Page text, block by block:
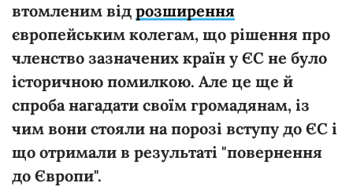
втомленим від розширення
європейським колегам, що рішення про
членство зазначених країн у ЄС не було
історичною помилкою. Але це ще й
спроба нагадати своїм громадянам, із
чим вони стояли на порозі вступу до ЄС і
що отримали в результаті "повернення
до Європи".